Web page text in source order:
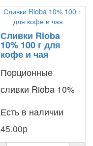
Сливки Rioba
10% 100 г для
кофе и чая
Порционные
сливки Rioba 10%
добавления в
Есть в наличии
45.00р